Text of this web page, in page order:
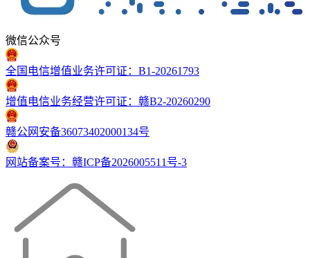
微信公众号
全国电信增值业务许可证：B1-20261793
增值电信业务经营许可证：赣B2-20260290
赣公网安备36073402000134号
网站备案号：赣ICP备2026005511号-3